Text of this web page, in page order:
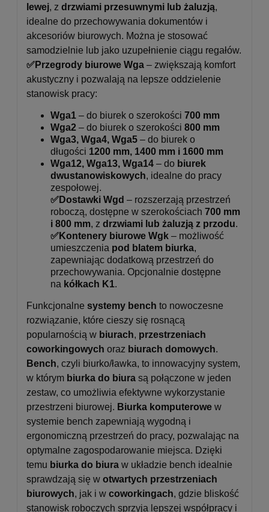
lewej, z drzwiami przesuwnymi lub żaluzją,
idealne do przechowywania dokumentów i
akcesoriów biurowych. Można je stosować
samodzielnie lub jako uzupełnienie ciągu regałów.
✅Przegrody biurowe Wga – zwiększają komfort
akustyczny i pozwalają na lepsze oddzielenie
stanowisk pracy:
Wga1 – do biurek o szerokości 700 mm
Wga2 – do biurek o szerokości 800 mm
Wga3, Wga4, Wga5 – do biurek o
długości 1200 mm, 1400 mm i 1600 mm
Wga12, Wga13, Wga14 – do biurek
dwustanowiskowych, idealne do pracy
zespołowej.
✅Dostawki Wgd – rozszerzają przestrzeń
roboczą, dostępne w szerokościach 700 mm
i 800 mm, z drzwiami lub żaluzją z przodu.
✅Kontenery biurowe Wgk – możliwość
umieszczenia pod blatem biurka,
zapewniając dodatkową przestrzeń do
przechowywania. Opcjonalnie dostępne
na kółkach K1.
Funkcjonalne systemy bench to nowoczesne
rozwiązanie, które cieszy się rosnącą
popularnością w biurach, przestrzeniach
coworkingowych oraz biurach domowych.
Bench, czyli biurko/ławka, to innowacyjny system,
w którym biurka do biura są połączone w jeden
zestaw, co umożliwia efektywne wykorzystanie
przestrzeni biurowej. Biurka komputerowe w
systemie bench zapewniają wygodną i
ergonomiczną przestrzeń do pracy, pozwalając na
optymalne zagospodarowanie miejsca. Dzięki
temu biurka do biura w układzie bench idealnie
sprawdzają się w otwartych przestrzeniach
biurowych, jak i w coworkingach, gdzie bliskość
stanowisk roboczych sprzyja lepszej współpracy i